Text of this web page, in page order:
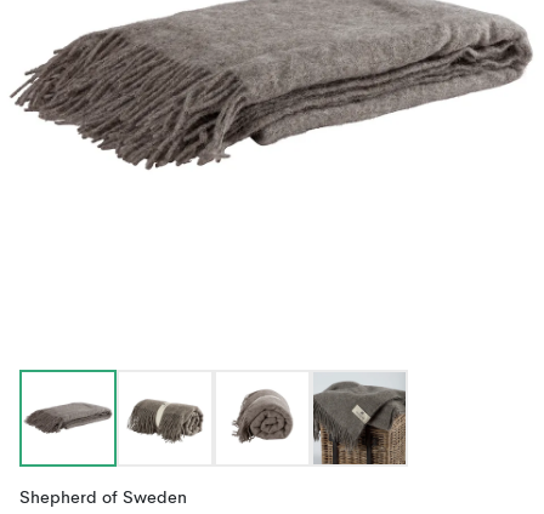
Shepherd of Sweden